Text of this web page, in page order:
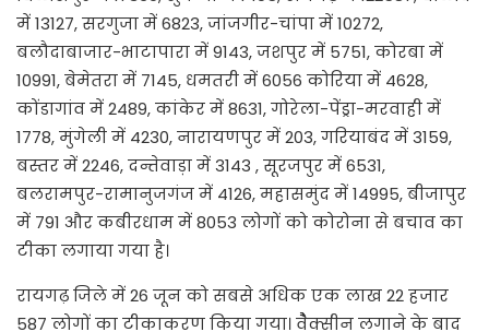
में 13127, सरगुजा में 6823, जांजगीर-चांपा में 10272,
बलौदाबाजार-भाटापारा में 9143, जशपुर में 5751, कोरबा में
10991, बेमेतरा में 7145, धमतरी में 6056 कोरिया में 4628,
कोंडागांव में 2489, कांकेर में 8631, गोरेला-पेंड्रा-मरवाही में
1778, मुंगेली में 4230, नारायणपुर में 203, गरियाबंद में 3159,
बस्तर में 2246, दन्तेवाड़ा में 3143 , सूरजपुर में 6531,
बलरामपुर-रामानुजगंज में 4126, महासमुंद में 14995, बीजापुर
में 791 और कबीरधाम में 8053 लोगों को कोरोना से बचाव का
टीका लगाया गया है।
रायगढ़ जिले में 26 जून को सबसे अधिक एक लाख 22 हजार
587 लोगों का टीकाकरण किया गया। वैैैक्सीन लगाने के बाद